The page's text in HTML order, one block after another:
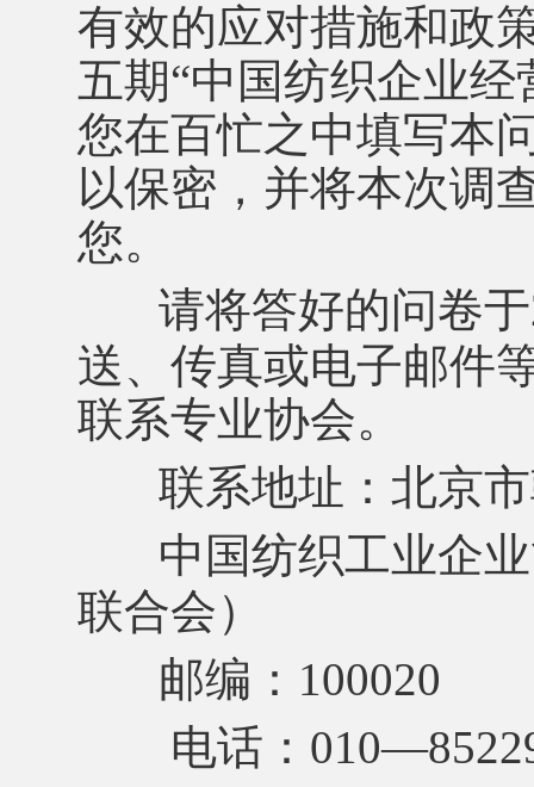
有效的应对措施和政
五期“中国纺织企业
您在百忙之中填写本
以保密，并将本次调
您。
请将答好的问卷于
送、传真或电子邮件
联系专业协会。
联系地址：北京
中国纺织工业企
联合会）
邮编：100020
电话：